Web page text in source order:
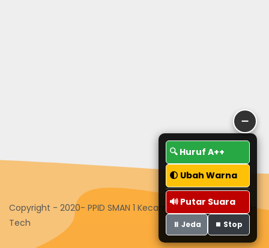
➖
🔍 Huruf A++
🌓 Ubah Warna
🔊 Putar Suara
⏸️ Jeda ⏹️ Stop
Copyright - 2020- PPID SMAN 1 Kecamatan Guguak - Tim I-
Tech